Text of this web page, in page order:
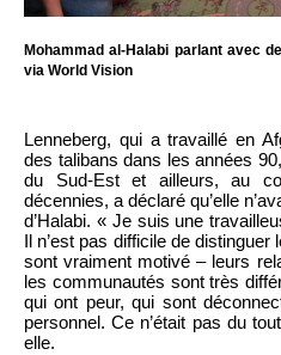
Mohammad al-Halabi parlant avec
via World Vision
Lenneberg, qui a travaillé en
des talibans dans les années
du Sud-Est et ailleurs, au
décennies, a déclaré qu’elle
d’Halabi. « Je suis une
Il n’est pas difficile de
sont vraiment motivé – leurs
les communautés sont très
qui ont peur, qui sont
personnel. Ce n’était pas du
elle.